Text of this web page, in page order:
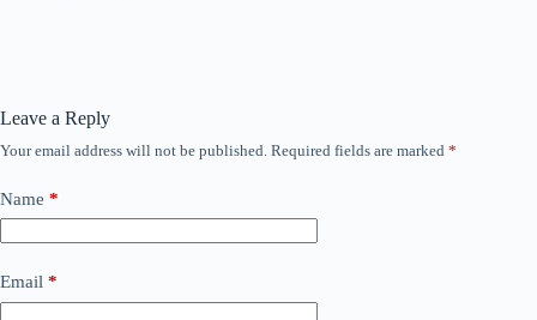
Leave a Reply
Your email address will not be published. Required fields are marked *
Name *
Email *